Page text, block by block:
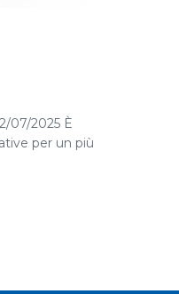
07/2025 È
per un più